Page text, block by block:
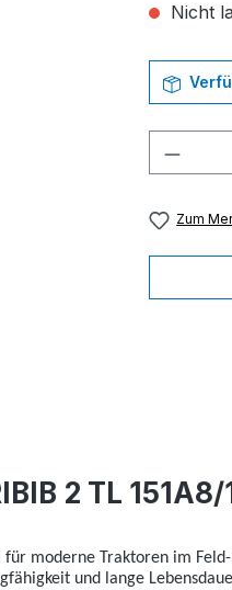
Nicht
Zum
2 TL 151A8/
moderne Traktoren im
und lange